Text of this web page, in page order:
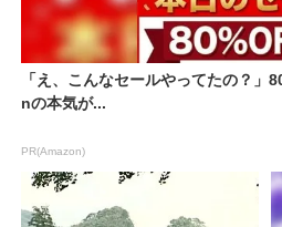
「え、こんなセールやってたの？
nの本気が...
PR(Amazon)